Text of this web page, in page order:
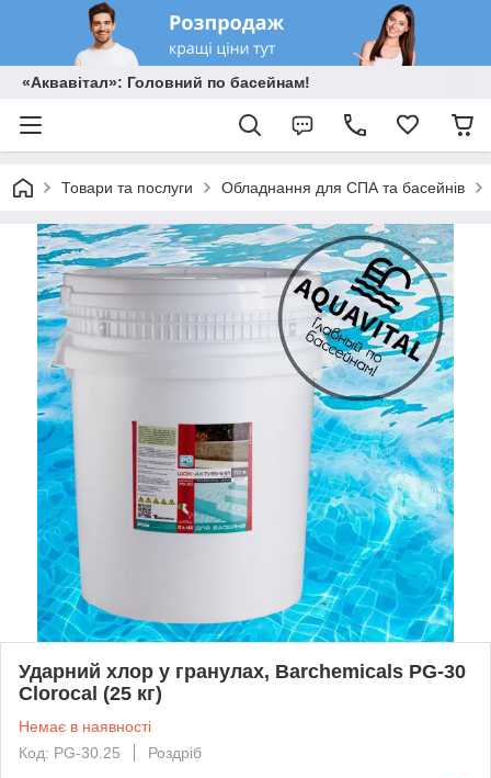
«Аквавітал»: Головний по басейнам!
Товари та послуги Обладнання для СПА та басейнів
Ударний хлор у гранулах, Barchemicals PG-30
Clorocal (25 кг)
Немає в наявності
Код: PG-30.25
Роздріб